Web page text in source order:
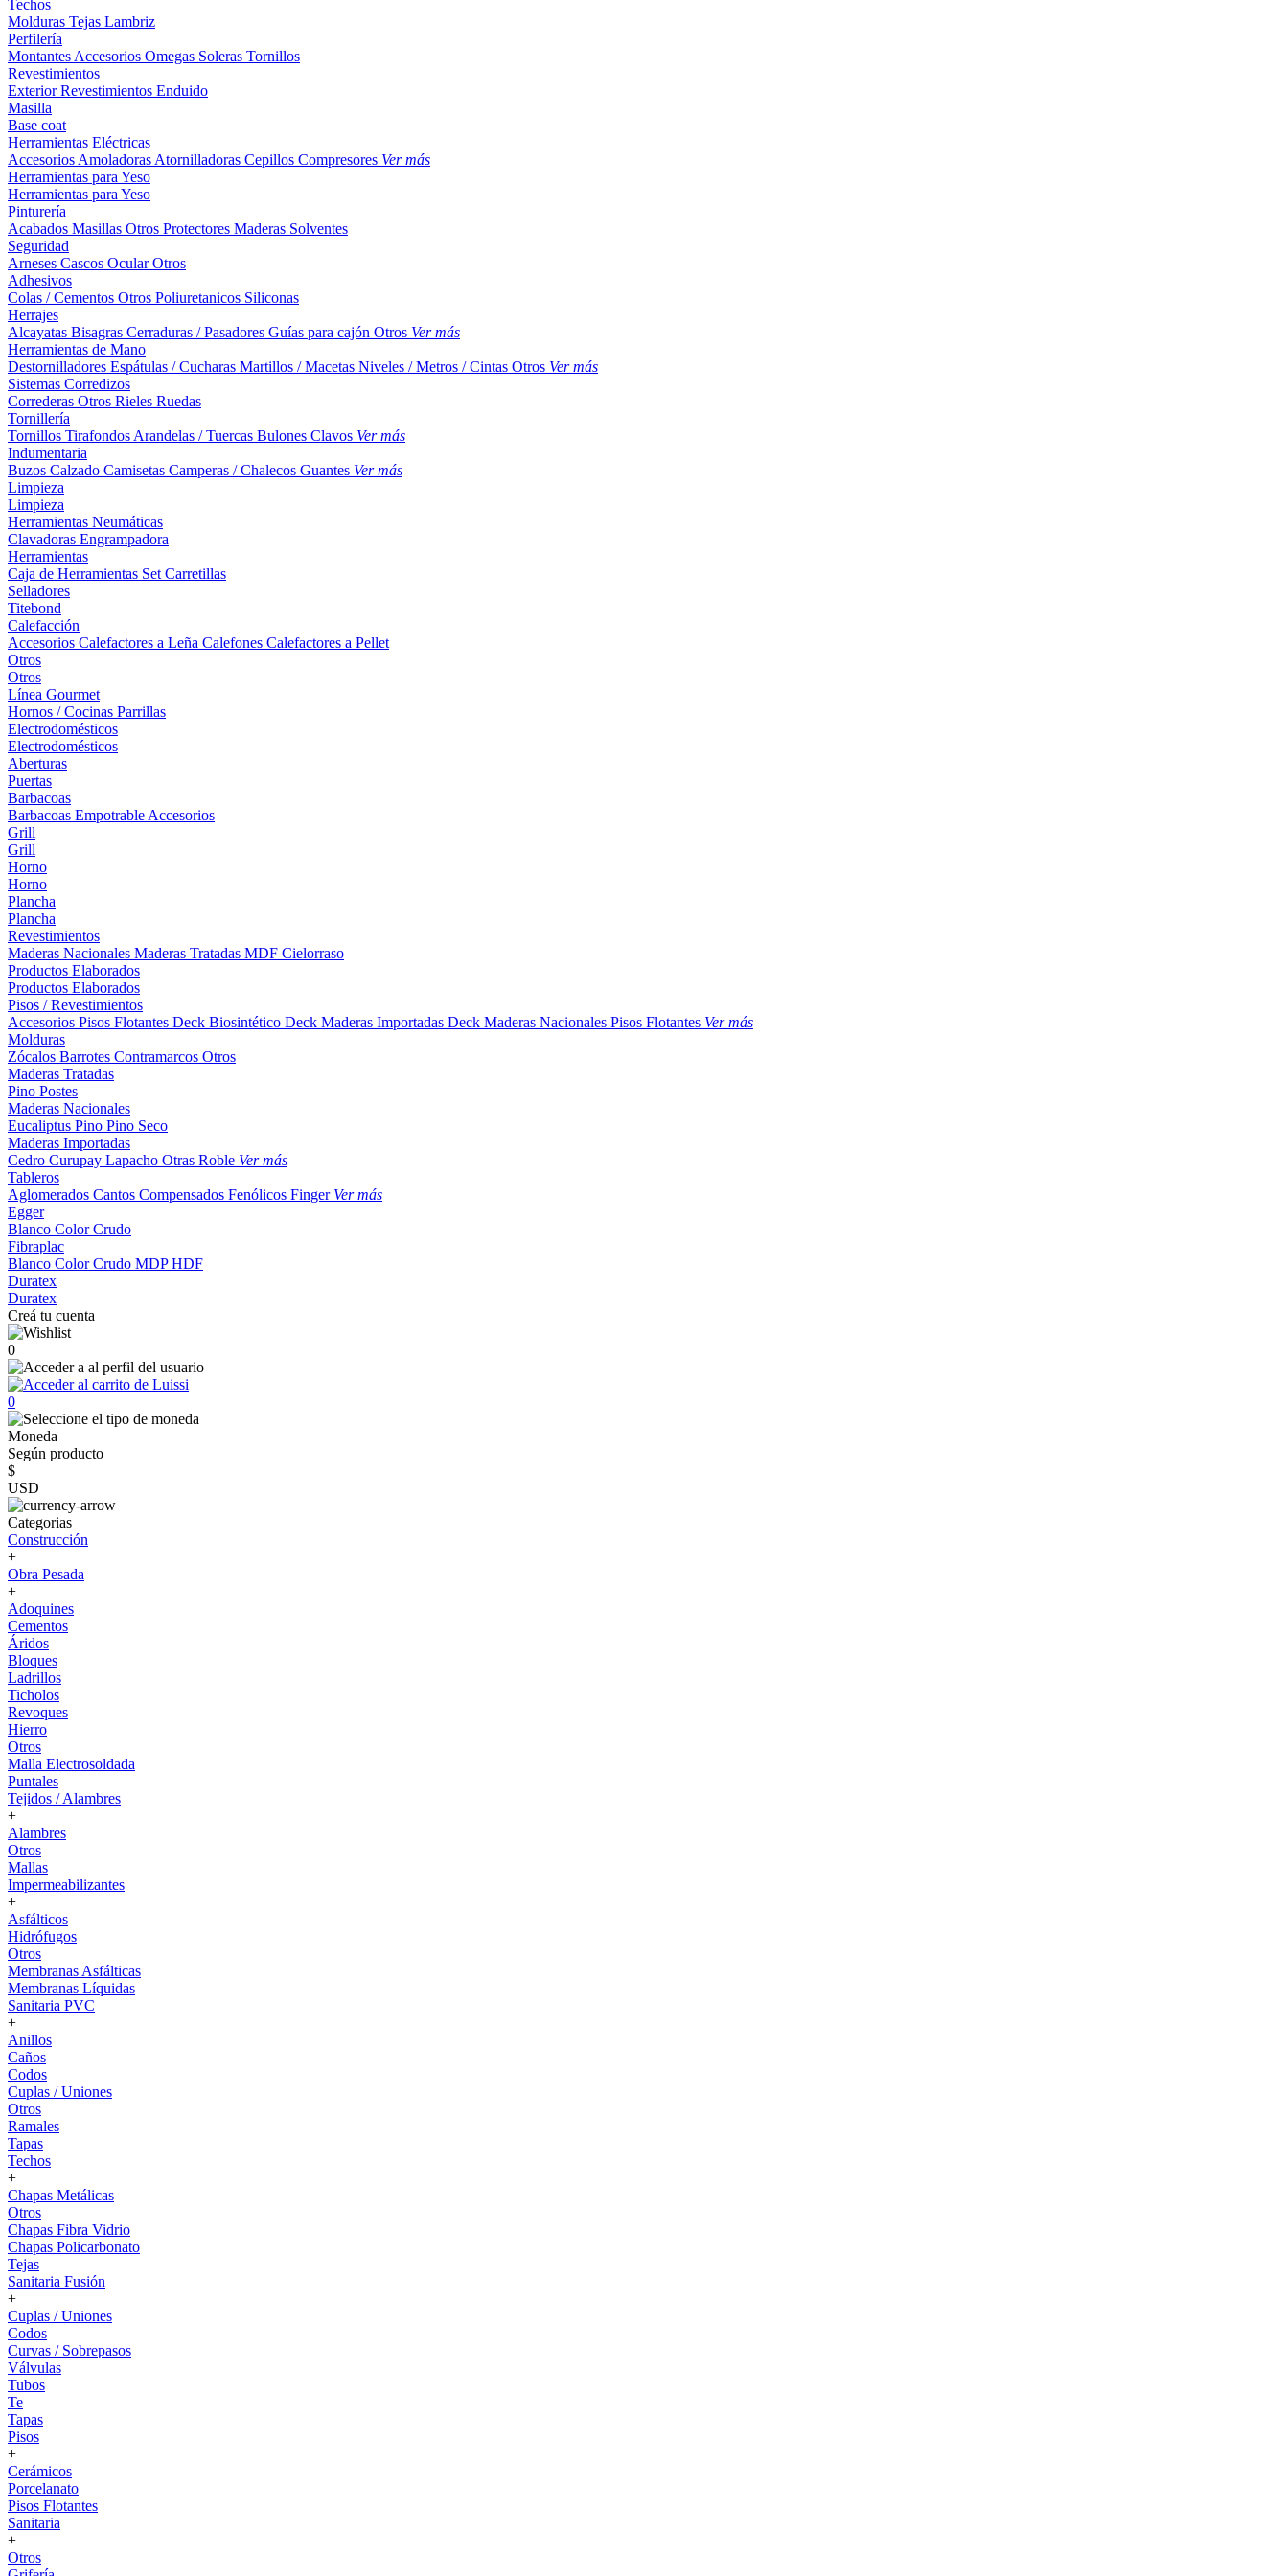
Techos
Molduras Tejas Lambriz
Perfilería
Montantes Accesorios Omegas Soleras Tornillos
Revestimientos
ExteriorRevestimientos Enduido
Masilla
Base coat
Herramientas Eléctricas
Accesorios Amoladoras Atornilladoras Cepillos Compresores Ver más
Herramientas para Yeso
Herramientas para Yeso
Pinturería
Acabados Masillas Otros Protectores Maderas Solventes
Seguridad
Arneses Cascos OcularOtros
Adhesivos
Colas / Cementos Otros Poliuretanicos Siliconas
Herrajes
Alcayatas Bisagras Cerraduras / Pasadores Guías para cajón Otros Ver más
Herramientas de Mano
Destornilladores Espátulas / Cucharas Martillos / Macetas Niveles / Metros / Cintas Otros Ver más
Sistemas Corredizos
Correderas Otros Rieles Ruedas
Tornillería
Tornillos Tirafondos Arandelas / Tuercas Bulones Clavos Ver más
Indumentaria
Buzos Calzado Camisetas Camperas / Chalecos Guantes Ver más
Limpieza
Limpieza
Herramientas Neumáticas
Clavadoras Engrampadora
Herramientas
Caja de Herramientas Set Carretillas
Selladores
Titebond
Calefacción
Accesorios Calefactores a Leña Calefones Calefactores a Pellet
Otros
Otros
Línea Gourmet
Hornos / Cocinas Parrillas
Electrodomésticos
Electrodomésticos
Aberturas
Puertas
Barbacoas
Barbacoas Empotrable Accesorios
Grill
Grill
Horno
Horno
Plancha
Plancha
Revestimientos
Maderas Nacionales Maderas Tratadas MDF Cielorraso
Productos Elaborados
Productos Elaborados
Pisos / Revestimientos
Accesorios Pisos Flotantes Deck Biosintético Deck Maderas Importadas Deck Maderas Nacionales Pisos Flotantes Ver más
Molduras
Zócalos Barrotes Contramarcos Otros
Maderas Tratadas
Pino Postes
Maderas Nacionales
Eucaliptus Pino Pino Seco
Maderas Importadas
Cedro Curupay Lapacho Otras Roble Ver más
Tableros
Aglomerados Cantos Compensados Fenólicos Finger Ver más
Egger
Blanco ColorCrudo
Fibraplac
Blanco ColorCrudo MDPHDF
Duratex
Duratex
Creá tu cuenta
0
0
Moneda
Según producto
$
USD
Categorias
Construcción
+
Obra Pesada
+
Adoquines
Cementos
Áridos
Bloques
Ladrillos
Ticholos
Revoques
Hierro
Otros
Malla Electrosoldada
Puntales
Tejidos / Alambres
+
Alambres
Otros
Mallas
Impermeabilizantes
+
Asfálticos
Hidrófugos
Otros
Membranas Asfálticas
Membranas Líquidas
Sanitaria PVC
+
Anillos
Caños
Codos
Cuplas / Uniones
Otros
Ramales
Tapas
Techos
+
Chapas Metálicas
Otros
Chapas Fibra Vidrio
Chapas Policarbonato
Tejas
Sanitaria Fusión
+
Cuplas / Uniones
Codos
Curvas / Sobrepasos
Válvulas
Tubos
Te
Tapas
Pisos
+
Cerámicos
Porcelanato
Pisos Flotantes
Sanitaria
+
Otros